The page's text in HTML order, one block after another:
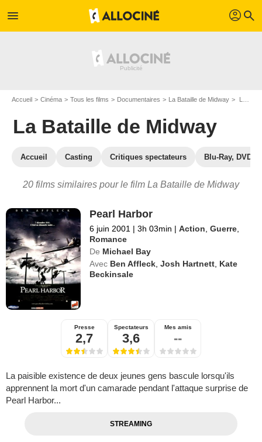
menu profil search
Accueil Cinéma Tous les films Documentaires La Bataille de Midway Les films similaires à "La Bataille de Midway"
La Bataille de Midway
Accueil Casting Critiques spectateurs Blu-Ray, DVD
20 films similaires pour le film La Bataille de Midway
Pearl Harbor
6 juin 2001 | 3h 03min | Action ,Guerre
Romance
De Michael Bay
Avec Ben Affleck ,Josh Hartnett Kate
Beckinsale
Presse
2,7
Spectateurs
3,6
Mes amis
--
La paisible existence de deux jeunes gens bascule lorsqu'ils
apprennent la mort d'un camarade pendant l'attaque surprise de
Pearl Harbor...
STREAMING